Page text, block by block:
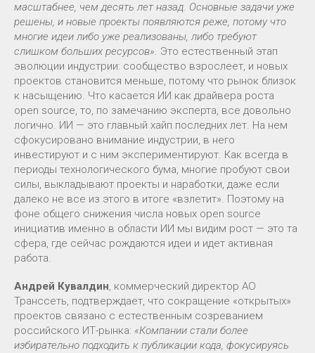
масштабнее, чем десять лет назад. Основные задачи уже
решены, и новые проекты появляются реже, потому что
многие идеи либо уже реализованы, либо требуют
слишком больших ресурсов». Это естественный этап
эволюции индустрии: сообщество взрослеет, и новых
проектов становится меньше, потому что рынок близок
к насыщению. Что касается ИИ как драйвера роста
open source, то, по замечанию эксперта, все довольно
логично. ИИ — это главный хайп последних лет. На нем
сфокусировано внимание индустрии, в него
инвестируют и с ним экспериментируют. Как всегда в
периоды технологического бума, многие пробуют свои
силы, выкладывают проекты и наработки, даже если
далеко не все из этого в итоге «взлетит». Поэтому на
фоне общего снижения числа новых open source
инициатив именно в области ИИ мы видим рост — это та
сфера, где сейчас рождаются идеи и идет активная
работа.
Андрей Кувалдин, коммерческий директор АО
Транссеть, подтверждает, что сокращение «открытых»
проектов связано с естественным созреванием
российского ИТ-рынка: «Компании стали более
избирательно подходить к публикации кода, фокусируясь